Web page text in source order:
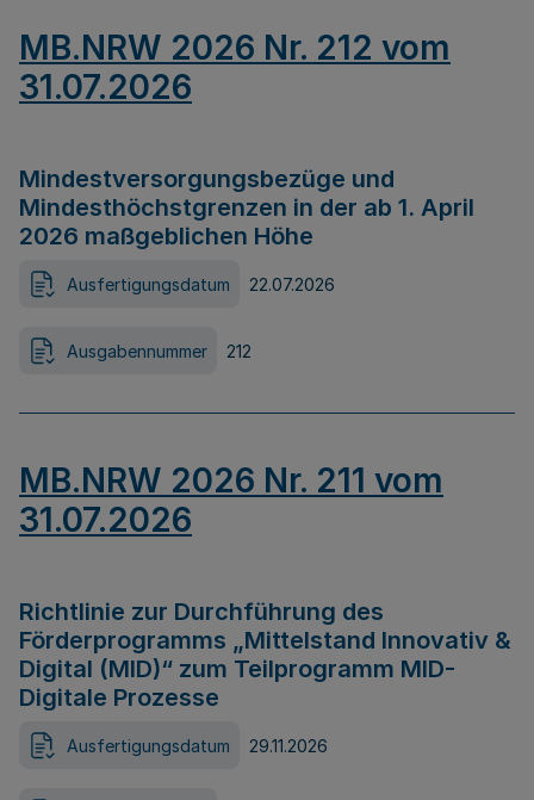
MB.NRW 2026 Nr. 212 vom
31.07.2026
Mindestversorgungsbezüge und
Mindesthöchstgrenzen in der ab 1. April
2026 maßgeblichen Höhe
Ausfertigungsdatum 22.07.2026
Ausgabennummer 212
MB.NRW 2026 Nr. 211 vom
31.07.2026
Richtlinie zur Durchführung des
Förderprogramms „Mittelstand Innovativ &
Digital (MID)“ zum Teilprogramm MID-
Digitale Prozesse
Ausfertigungsdatum 29.11.2026